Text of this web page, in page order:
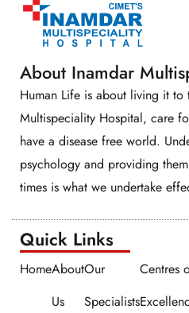
About Inamdar
Human Life is about living it
Multispeciality Hospital, care
have a disease free world.
psychology and providing
times is what we undertake
Quick Links​​
HomeAbout
Us
Our
Specialists
Centres